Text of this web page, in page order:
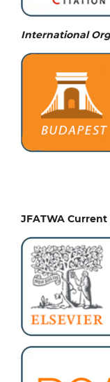
International
JFATWA